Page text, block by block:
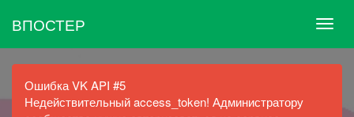
ВПОСТЕР
Ошибка VK API #5
Недействительный access_token! Администратору